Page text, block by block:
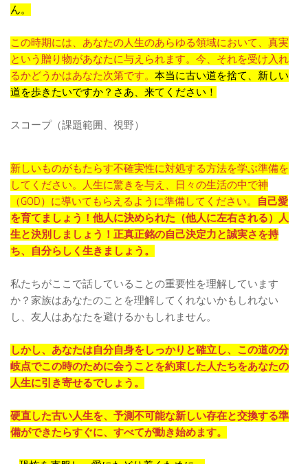
ん。
この時期には、あなたの人生のあらゆる領域において、真実
という贈り物があなたに与えられます。今、それを受け入れ
るかどうかはあなた次第です。 本当に古い道を捨て、新しい
道を歩きたいですか？さあ、来てください！
スコープ（課題範囲、視野）
新しいものがもたらす不確実性に対処する方法を学ぶ準備を
してください。人生に驚きを与え、日々の生活の中で神
（GOD）に導いてもらえるように準備してください。
自己愛
を育てましょう！他人に決められた（他人に左右される）人
生と決別しましょう！正真正銘の自己決定力と誠実さを持
ち、自分らしく生きましょう。
私たちがここで話していることの重要性を理解しています
か？家族はあなたのことを理解してくれないかもしれない
し、友人はあなたを避けるかもしれません。
しかし、あなたは自分自身をしっかりと確立し、この道の分
岐点でこの時のために会うことを約束した人たちをあなたの
人生に引き寄せるでしょう。
硬直した古い人生を、予測不可能な新しい存在と交換する準
備ができたらすぐに、すべてが動き始めます。